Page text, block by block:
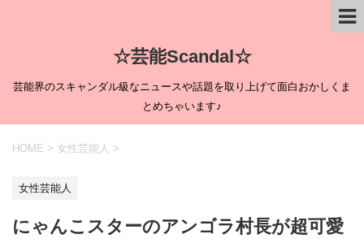
☆芸能Scandal☆
芸能界のスキャンダル級なニュースや話題を取り上げて面白おかしくま
とめちゃいます♪
HOME > 女性芸能人 >
女性芸能人
にゃんこスターのアンゴラ村長が超可愛